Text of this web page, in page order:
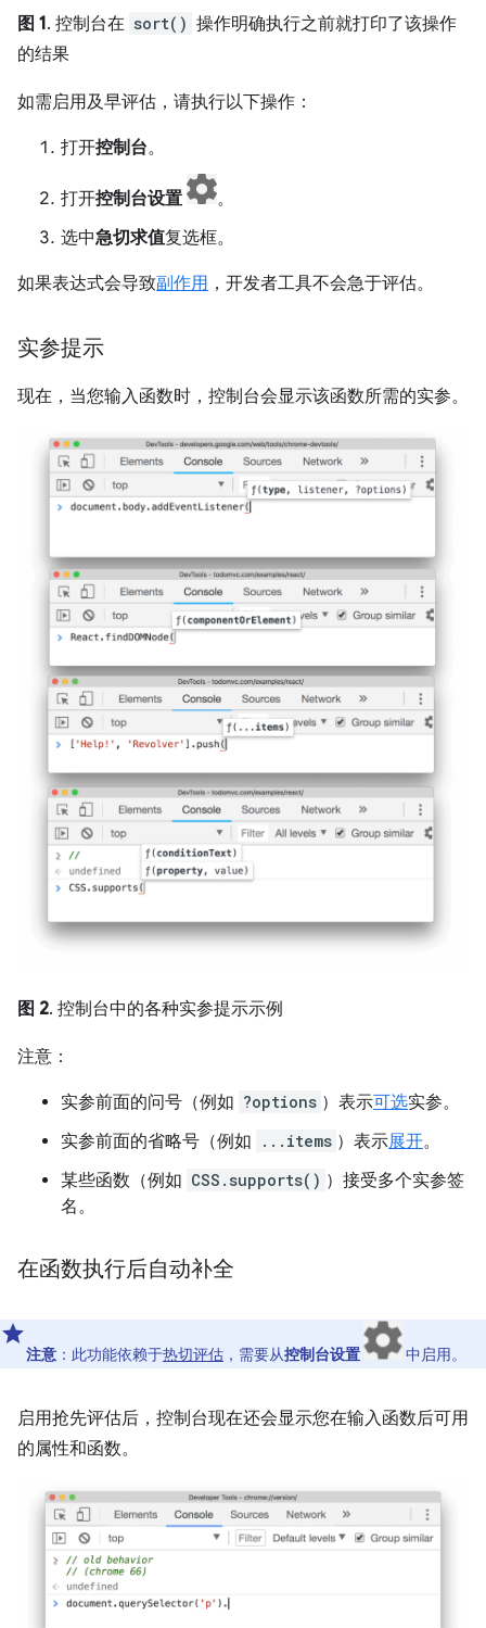
图 1. 控制台在 sort() 操作明确执行之前就打印了该操作
的结果
如需启用及早评估，请执行以下操作：
打开控制台。
打开控制台设置
。
选中急切求值复选框。
如果表达式会导致副作用 ，开发者工具不会急于评估。
实参提示
现在，当您输入函数时，控制台会显示该函数所需的实参。
图 2. 控制台中的各种实参提示示例
注意：
实参前面的问号（例如 ?options ）表示可选实参。
实参前面的省略号（例如
...items ）表示展开。
某些函数（例如 CSS.supports() ）接受多个实参签
名。
在函数执行后自动补全
注意 ：此功能依赖于热切评估 ，需要从控制台设置 中启用。
启用抢先评估后，控制台现在还会显示您在输入函数后可用
的属性和函数。